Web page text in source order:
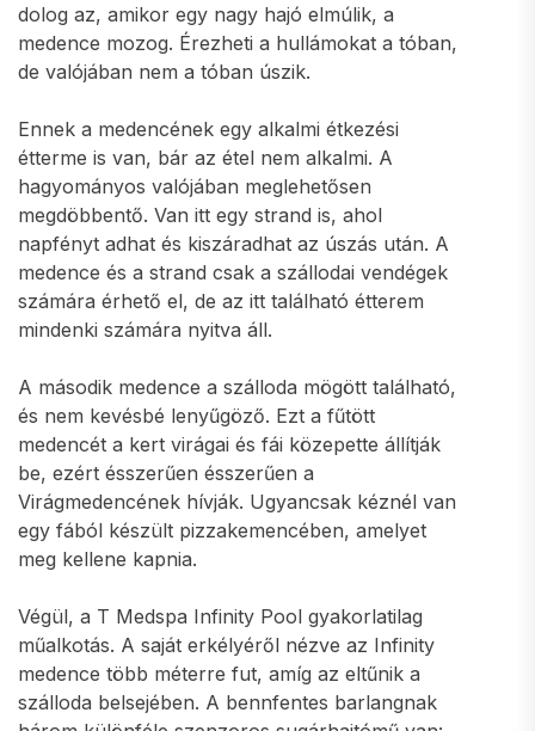
dolog az, amikor egy nagy hajó elmúlik, a
medence mozog. Érezheti a hullámokat a tóban,
de valójában nem a tóban úszik.
Ennek a medencének egy alkalmi étkezési
étterme is van, bár az étel nem alkalmi. A
hagyományos valójában meglehetősen
megdöbbentő. Van itt egy strand is, ahol
napfényt adhat és kiszáradhat az úszás után. A
medence és a strand csak a szállodai vendégek
számára érhető el, de az itt található étterem
mindenki számára nyitva áll.
A második medence a szálloda mögött található,
és nem kevésbé lenyűgöző. Ezt a fűtött
medencét a kert virágai és fái közepette állítják
be, ezért ésszerűen ésszerűen a
Virágmedencének hívják. Ugyancsak kéznél van
egy fából készült pizzakemencében, amelyet
meg kellene kapnia.
Végül, a T Medspa Infinity Pool gyakorlatilag
műalkotás. A saját erkélyéről nézve az Infinity
medence több méterre fut, amíg az eltűnik a
szálloda belsejében. A bennfentes barlangnak